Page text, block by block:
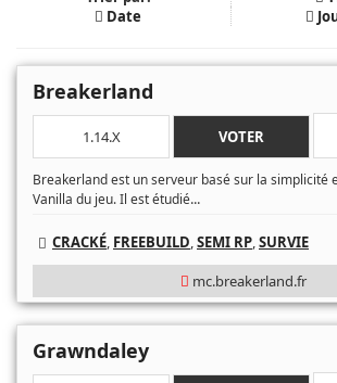
Date
Breakerland
1.14.X VOTER
Breakerland est un serveur basé sur la simplicité
Vanilla du jeu. Il est étudié...
CRACKÉ, FREEBUILD,SEMI RP,SURVIE
mc.breakerland.fr
Grawndaley